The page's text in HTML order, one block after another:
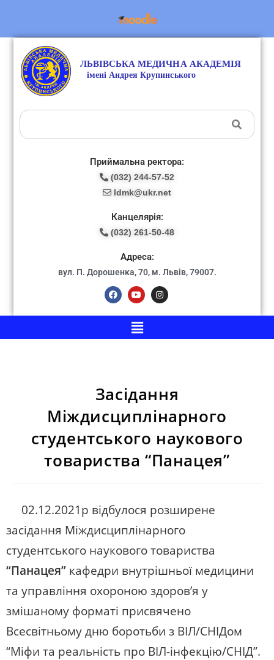
Приймальна ректора:
(032) 244-57-52
ldmk@ukr.net
Канцелярія:
(032) 261-50-48
Адреса:
вул. П. Дорошенка, 70, м. Львів, 79007.
Засідання
Міждисциплінарного
студентського наукового
товариства “Панацея”
02.12.2021р відбулося розширене
засідання Міждисциплінарного
студентського наукового товариства
“Панацея” кафедри внутрішньої медицини
та управління охороною здоров’я у
змішаному форматі присвячено
Всесвітньому дню боротьби з ВІЛ/СНІДом
“Міфи та реальність про ВІЛ-інфекцію/СНІД”.